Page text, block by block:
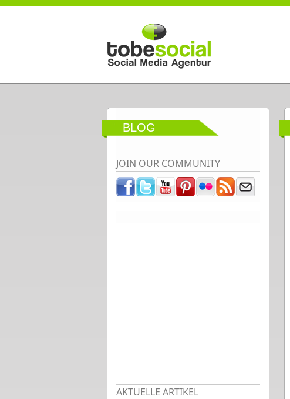
Direkt zum Inhalt
BLOG
JOIN OUR COMMUNITY
AKTUELLE ARTIKEL